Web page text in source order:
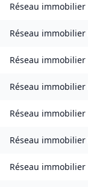
Réseau immobilier
Réseau immobilier
Réseau immobilier
Réseau immobilier
Réseau immobilier
Réseau immobilier
Réseau immobilier